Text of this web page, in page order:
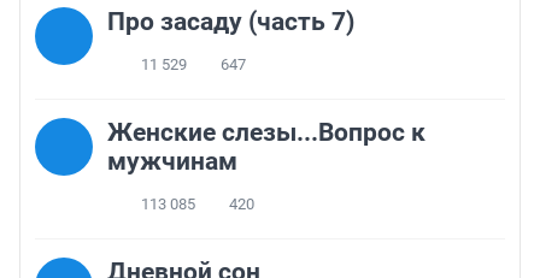
Про засаду (часть 7)
11 529 647
Женские слезы...Вопрос к
мужчинам
113 085 420